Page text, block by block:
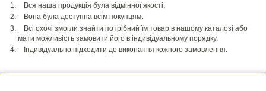
Вся наша продукція була відмінної якості.
Вона була доступна всім покупцям.
Всі охочі змогли знайти потрібний їм товар в нашому каталозі або
мати можливість замовити його в індивідуальному порядку.
Індивідуально підходити до виконання кожного замовлення.